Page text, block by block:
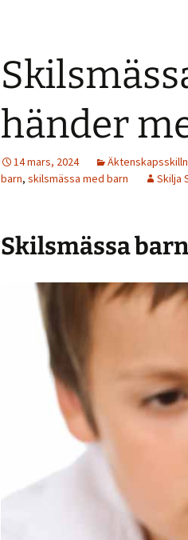
händer
14 mars, 2024
barn, skilsmässa med barn Skilja
Skilsmässa barn